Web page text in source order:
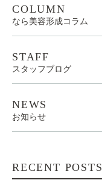
COLUMN
なら美容形成コラム
STAFF
スタッフブログ
NEWS
お知らせ
RECENT POSTS